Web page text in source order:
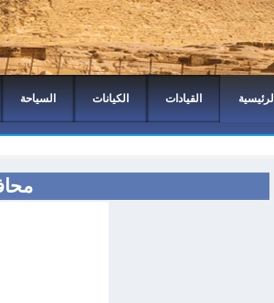
الرئيسية القيادات الكيانات السياحة